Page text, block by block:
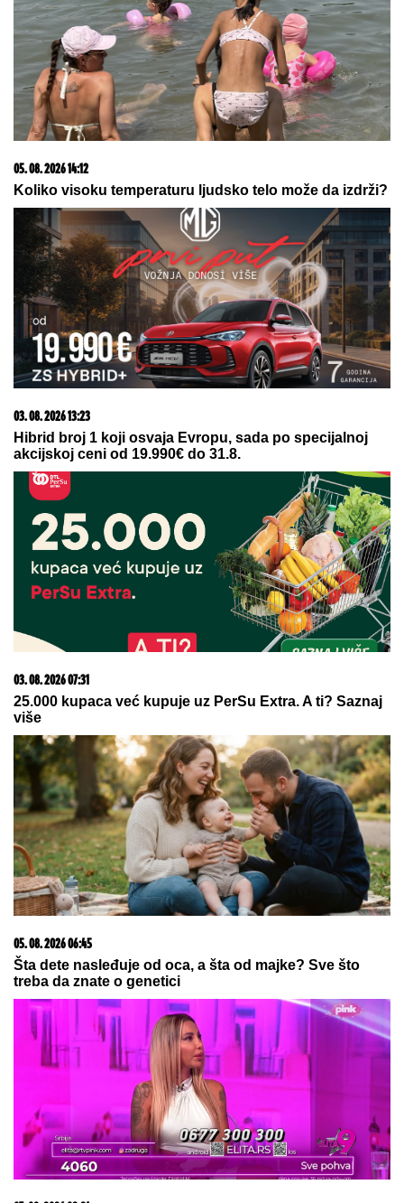
05. 08. 2026 14:12
Koliko visoku temperaturu ljudsko telo može da izdrži?
03. 08. 2026 13:23
Hibrid broj 1 koji osvaja Evropu, sada po specijalnoj
akcijskoj ceni od 19.990€ do 31.8.
03. 08. 2026 07:31
25.000 kupaca već kupuje uz PerSu Extra. A ti? Saznaj
više
05. 08. 2026 06:45
Šta dete nasleđuje od oca, a šta od majke? Sve što
treba da znate o genetici